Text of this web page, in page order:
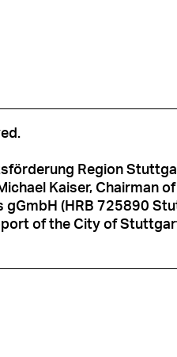
Region
Kaiser, Chairman
gGmbH (HRB 725890
of the City of